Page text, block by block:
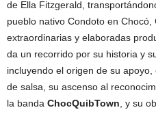
de Ella Fitzgerald,
pueblo nativo Condoto en
extraordinarias y elaboradas
da un recorrido por su historia y
incluyendo el origen de su
de salsa, su ascenso al
la banda ChocQuibTown , y su